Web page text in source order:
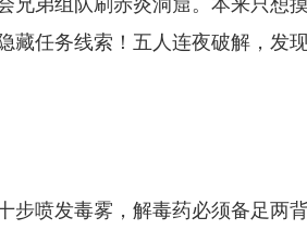
兄弟组队刷赤炎洞窟。本来只想
任务线索！五人连夜破解，发
步喷发毒雾，解毒药必须备足两